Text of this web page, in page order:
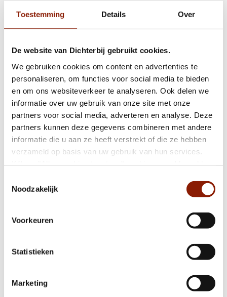
Toestemming Details Over
De website van Dichterbij gebruikt cookies.
We gebruiken cookies om content en advertenties te
personaliseren, om functies voor social media te bieden
en om ons websiteverkeer te analyseren. Ook delen we
informatie over uw gebruik van onze site met onze
partners voor social media, adverteren en analyse. Deze
partners kunnen deze gegevens combineren met andere
informatie die u aan ze heeft verstrekt of die ze hebben
verzameld op basis van uw gebruik van hun services.
Op onzeprivacypagina
kunt u meer lezen over onze
cookies en via de cookie-instellingen button linksonder op
onze website kan je je toestemming op elk moment
wijzigen.
Noodzakelijk
Voorkeuren
Statistieken
Marketing
Financiële verslaglegging 2020
alles toe te passen wat we de laatste mooie drie jaren hebben
komen zouden gaan. In Horst werd heel goed voor ons
gezorgd. Wij voelden ons welkom en zullen dit avontuur niet
snel vergeten!"
Nieuwsbrief
We stuurden ook een digitale
over het hoogwater
Daarin staat nog meer informatie.